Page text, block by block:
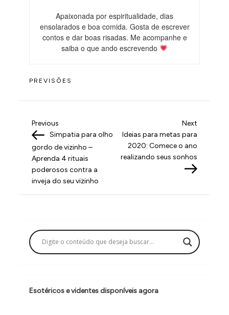
Apaixonada por espiritualidade, dias
ensolarados e boa comida. Gosta de escrever
contos e dar boas risadas. Me acompanhe e
saiba o que ando escrevendo
PREVISÕES
N
a
v
e
ç
ã
o
e
Previous
Post
Previous
Simpatia para olho
gordo de vizinho –
Aprenda 4 rituais
poderosos contra a
inveja do seu vizinho
Next
Post
Next
Ideias para metas para
2020: Comece o ano
realizando seus sonhos
Esotéricos e videntes disponíveis agora